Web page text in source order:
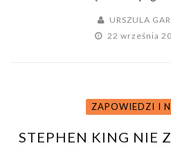
URSZULA
22 września
ZAPOWIEDZI I
STEPHEN KING NIE